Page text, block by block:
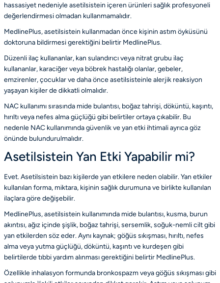
hassasiyet nedeniyle asetilsistein içeren ürünleri sağlık profesyoneli
değerlendirmesi olmadan kullanmamalıdır.
MedlinePlus, asetilsistein kullanmadan önce kişinin astım öyküsünü
doktoruna bildirmesi gerektiğini belirtir MedlinePlus.
Düzenli ilaç kullananlar, kan sulandırıcı veya nitrat grubu ilaç
kullananlar, karaciğer veya böbrek hastalığı olanlar, gebeler,
emzirenler, çocuklar ve daha önce asetilsisteinle alerjik reaksiyon
yaşayan kişiler de dikkatli olmalıdır.
NAC kullanımı sırasında mide bulantısı, boğaz tahrişi, döküntü, kaşıntı,
hırıltı veya nefes alma güçlüğü gibi belirtiler ortaya çıkabilir. Bu
nedenle NAC kullanımında güvenlik ve yan etki ihtimaliayrıca göz
önünde bulundurulmalıdır.
Asetilsistein Yan Etki Yapabilir mi?
Evet. Asetilsistein bazı kişilerde yan etkilere neden olabilir. Yan etkiler
kullanılan forma, miktara, kişinin sağlık durumuna ve birlikte kullanılan
ilaçlara göre değişebilir.
MedlinePlus, asetilsistein kullanımında mide bulantısı, kusma, burun
akıntısı, ağız içinde şişlik, boğaz tahrişi, sersemlik, soğuk-nemli cilt gibi
yan etkilerden söz eder. Aynı kaynak; göğüs sıkışması, hırıltı, nefes
alma veya yutma güçlüğü, döküntü, kaşıntı ve kurdeşen gibi
belirtilerde tıbbi yardım alınması gerektiğini belirtir MedlinePlus.
Özellikle inhalasyon formunda bronkospazm veya göğüs sıkışması gibi